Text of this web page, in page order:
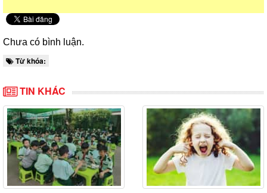
Chưa có bình luận.
Từ khóa:
TIN KHÁC